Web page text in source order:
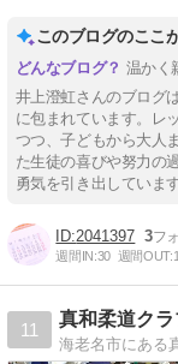
このブログのここ
温かく
井上澄虹さんのブログ
に包まれています。レ
つつ、子どもから大人
た生徒の喜びや努力の
勇気を引き出しています
2041397 3
週間IN:30 週間OUT:
11